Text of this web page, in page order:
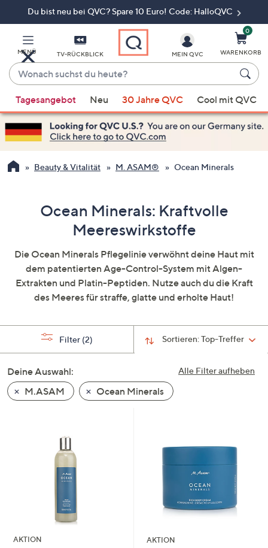
Du bist neu bei QVC? Spare 10 Euro! Code: HalloQVC
MENÜ TV-RÜCKBLICK
Wonach
suchst
du
heute?
Vorschläge
verfügbar
sind,
verwenden
Sie
nach
unten
oder
wischen
auf
Geräten
nach
links
bzw.
anzuzeigen.
MEIN QVC
0
WARENKORB
Tagesangebot Neu 30 Jahre QVC Cool mit QVC
Beauty & Vitalität M. ASAM® Ocean Minerals
Ocean Minerals: Kraftvolle
Meereswirkstoffe
Die Ocean Minerals Pflegelinie verwöhnt deine Haut mit
dem patentierten Age-Control-System mit Algen-
Extrakten und Platin-Peptiden. Nutze auch du die Kraft
des Meeres für straffe, glatte und erholte Haut!
Sortieren:Top-Treffer
Filter (2)
Alle Filter aufheben
Deine Auswahl:
M.ASAM
Ocean Minerals
AKTION
AKTION